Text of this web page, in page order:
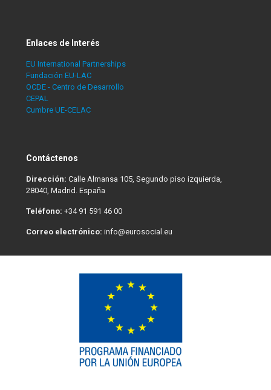
Enlaces de Interés
EU International Partnerships
Fundación EU-LAC
OCDE - Centro de Desarrollo
CEPAL
Cumbre UE-CELAC
Contáctenos
Dirección: Calle Almansa 105, Segundo piso izquierda,
28040, Madrid. España
Teléfono: +34 91 591 46 00
Correo electrónico: info@eurosocial.eu